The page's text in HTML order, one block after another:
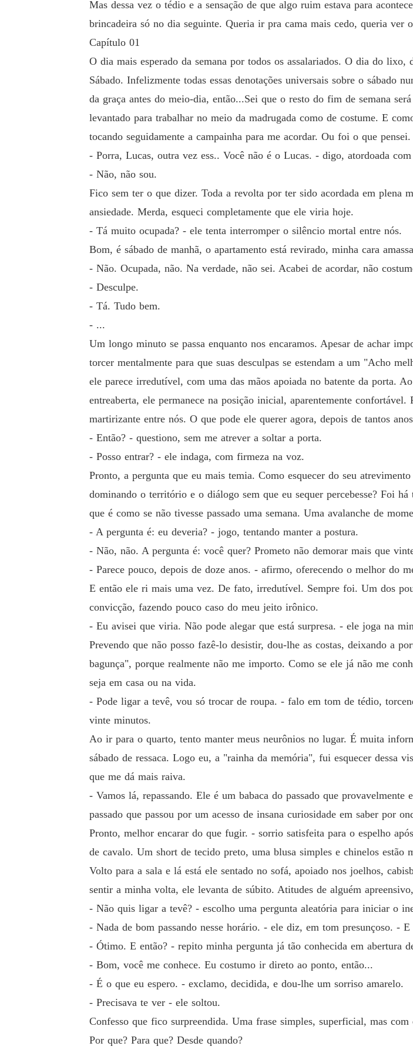
Mas dessa vez o tédio e a sensação de que algo ruim estava para
brincadeira só no dia seguinte. Queria ir pra cama mais cedo, queria ver
Capítulo 01
O dia mais esperado da semana por todos os assalariados. O dia do
Sábado. Infelizmente todas essas denotações universais sobre o sábado
da graça antes do meio-dia, então...Sei que o resto do fim de semana
levantado para trabalhar no meio da madrugada como de costume. E
tocando seguidamente a campainha para me acordar. Ou foi o que pensei.
- Porra, Lucas, outra vez ess.. Você não é o Lucas. - digo, atordoada
- Não, não sou.
Fico sem ter o que dizer. Toda a revolta por ter sido acordada em plena
ansiedade. Merda, esqueci completamente que ele viria hoje.
- Tá muito ocupada? - ele tenta interromper o silêncio mortal entre nós.
Bom, é sábado de manhã, o apartamento está revirado, minha cara
- Não. Ocupada, não. Na verdade, não sei. Acabei de acordar, não
- Desculpe.
- Tá. Tudo bem.
- ...
Um longo minuto se passa enquanto nos encaramos. Apesar de achar
torcer mentalmente para que suas desculpas se estendam a um "Acho
ele parece irredutível, com uma das mãos apoiada no batente da porta.
entreaberta, ele permanece na posição inicial, aparentemente
martirizante entre nós. O que pode ele querer agora, depois de tantos
- Então? - questiono, sem me atrever a soltar a porta.
- Posso entrar? - ele indaga, com firmeza na voz.
Pronto, a pergunta que eu mais temia. Como esquecer do seu
dominando o território e o diálogo sem que eu sequer percebesse? Foi
que é como se não tivesse passado uma semana. Uma avalanche de
- A pergunta é: eu deveria? - jogo, tentando manter a postura.
- Não, não. A pergunta é: você quer? Prometo não demorar mais que
- Parece pouco, depois de doze anos. - afirmo, oferecendo o melhor do
E então ele ri mais uma vez. De fato, irredutível. Sempre foi. Um dos
convicção, fazendo pouco caso do meu jeito irônico.
- Eu avisei que viria. Não pode alegar que está surpresa. - ele joga na
Prevendo que não posso fazê-lo desistir, dou-lhe as costas, deixando a
bagunça", porque realmente não me importo. Como se ele já não me
seja em casa ou na vida.
- Pode ligar a tevê, vou só trocar de roupa. - falo em tom de tédio,
vinte minutos.
Ao ir para o quarto, tento manter meus neurônios no lugar. É muita
sábado de ressaca. Logo eu, a "rainha da memória", fui esquecer dessa
que me dá mais raiva.
- Vamos lá, repassando. Ele é um babaca do passado que
passado que passou por um acesso de insana curiosidade em saber por
Pronto, melhor encarar do que fugir. - sorrio satisfeita para o espelho
de cavalo. Um short de tecido preto, uma blusa simples e chinelos estão
Volto para a sala e lá está ele sentado no sofá, apoiado nos joelhos,
sentir a minha volta, ele levanta de súbito. Atitudes de alguém
- Não quis ligar a tevê? - escolho uma pergunta aleatória para iniciar o
- Nada de bom passando nesse horário. - ele diz, em tom presunçoso. -
- Ótimo. E então? - repito minha pergunta já tão conhecida em abertura
- Bom, você me conhece. Eu costumo ir direto ao ponto, então...
- É o que eu espero. - exclamo, decidida, e dou-lhe um sorriso amarelo.
- Precisava te ver - ele soltou.
Confesso que fico surpreendida. Uma frase simples, superficial, mas
Por que? Para que? Desde quando?